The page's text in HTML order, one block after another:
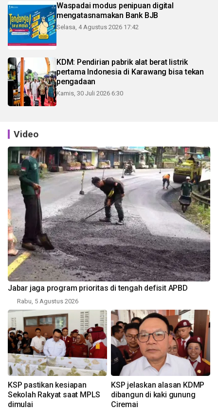
Waspadai modus penipuan digital
mengatasnamakan Bank BJB
Selasa, 4 Agustus 2026 17:42
KDM: Pendirian pabrik alat berat listrik
pertama Indonesia di Karawang bisa tekan
pengadaan
Kamis, 30 Juli 2026 6:30
Video
Jabar jaga program prioritas di tengah defisit APBD
Rabu, 5 Agustus 2026
KSP pastikan kesiapan
Sekolah Rakyat saat MPLS
dimulai
KSP jelaskan alasan KDMP
dibangun di kaki gunung
Ciremai